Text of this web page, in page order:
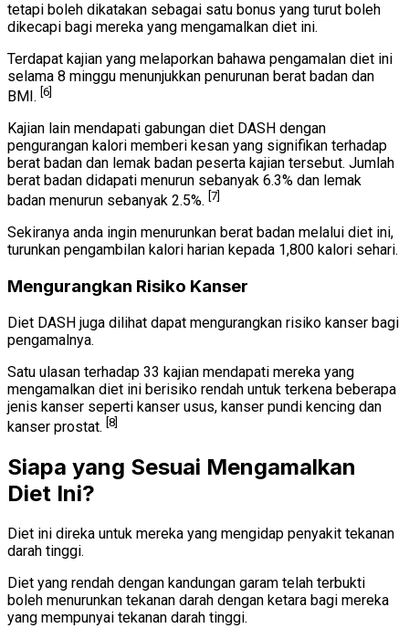
tetapi boleh dikatakan sebagai satu bonus yang turut boleh
dikecapi bagi mereka yang mengamalkan diet ini.
Terdapat kajian yang melaporkan bahawa pengamalan diet ini
selama 8 minggu menunjukkan penurunan berat badan dan
BMI. [6]
Kajian lain mendapati gabungan diet DASH dengan
pengurangan kalori memberi kesan yang signifikan terhadap
berat badan dan lemak badan peserta kajian tersebut. Jumlah
berat badan didapati menurun sebanyak 6.3% dan lemak
badan menurun sebanyak 2.5%. [7]
Sekiranya anda ingin menurunkan berat badan melalui diet ini,
turunkan pengambilan kalori harian kepada 1,800 kalori sehari.
Mengurangkan Risiko Kanser
Diet DASH juga dilihat dapat mengurangkan risiko kanser bagi
pengamalnya.
Satu ulasan terhadap 33 kajian mendapati mereka yang
mengamalkan diet ini berisiko rendah untuk terkena beberapa
jenis kanser seperti kanser usus, kanser pundi kencing dan
kanser prostat. [8]
Siapa yang Sesuai Mengamalkan
Diet Ini?
Diet ini direka untuk mereka yang mengidap penyakit tekanan
darah tinggi.
Diet yang rendah dengan kandungan garam telah terbukti
boleh menurunkan tekanan darah dengan ketara bagi mereka
yang mempunyai tekanan darah tinggi.